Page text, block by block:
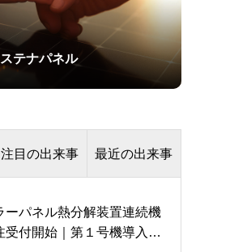
テナパネル
注目の出来事 最近の出来事
ーパネル熱分解装置連続機
受付開始｜第１号機導入企
伊藤環境大臣の口から熱
分解という言葉が！！
酔っ払いのリベンジ